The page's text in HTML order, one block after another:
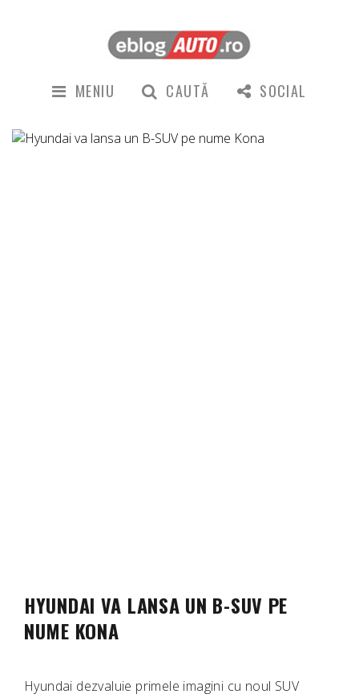
MENIU CAUTĂ SOCIAL
HYUNDAI VA LANSA UN B-SUV PE
NUME KONA
Hyundai dezvaluie primele imagini cu noul SUV